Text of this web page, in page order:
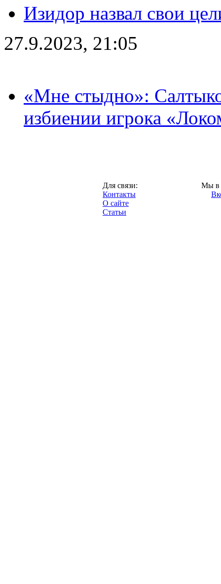
Изидор назвал свои
27.9.2023, 21:05
«Мне стыдно»:
избиении игрока
Для связи:
Контакты
О сайте
Статьи
Мы в